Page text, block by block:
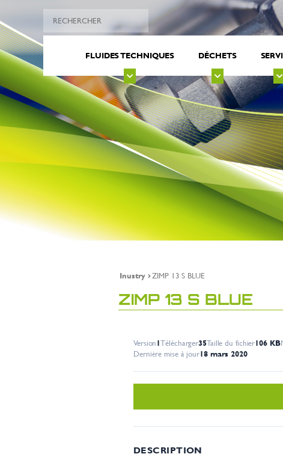
FLUIDES TECHNIQUES DÉCHETS
Inustry ZIMP 13 S BLUE
ZIMP 13 S BLUE
Version1Télécharger35Taille du fichier106 KB
Dernière mise à jour18 mars 2020
DESCRIPTION